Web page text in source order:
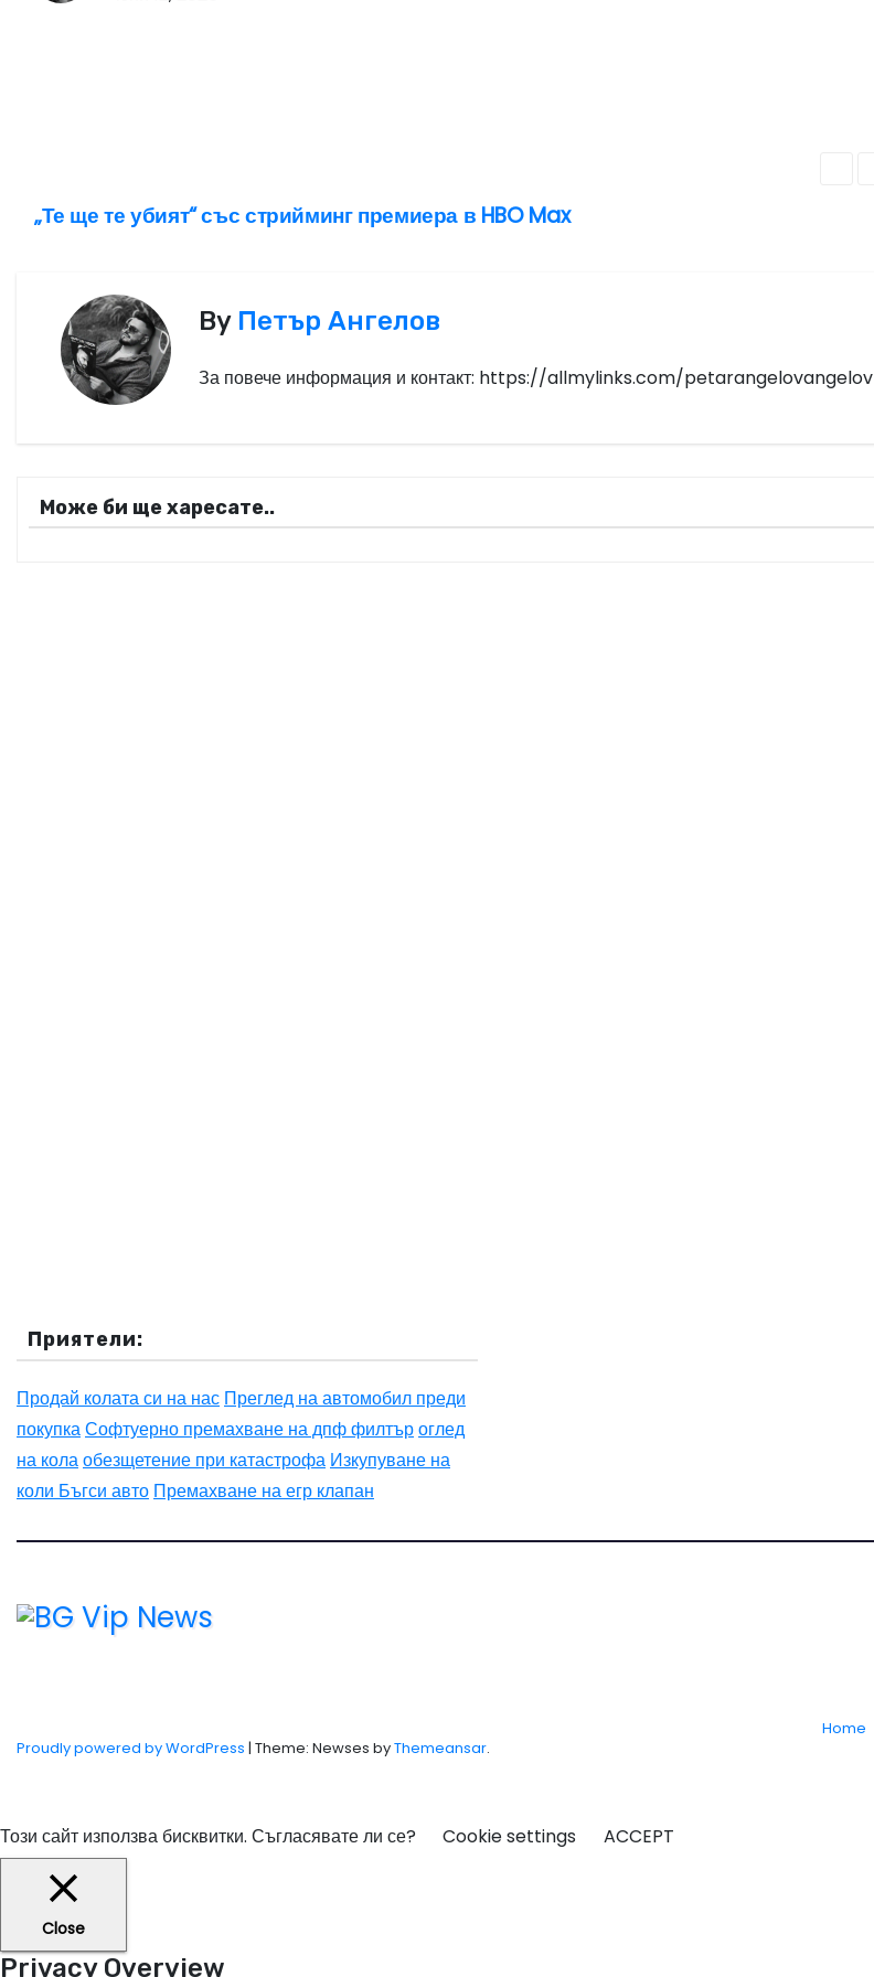
Н
ц
„Те ще те убият“ със стрийминг премиера в HBO Max
By Петър Ангелов
За повече информация и контакт: https://allmylinks.com/petarangelovangelov
Може би ще харесате..
Приятели:
Продай колата си на нас Преглед на автомобил преди
покупкаСофтуерно премахване на дпф филтъроглед
на колаобезщетение при катастрофа Изкупуване на
коли Бъгси авто Премахване на егр клапан
Proudly powered by WordPress | Theme: Newses byThemeansar.
Home
Този сайт използва бисквитки. Съгласявате ли се? Cookie settings ACCEPT
Close
Privacy Overview